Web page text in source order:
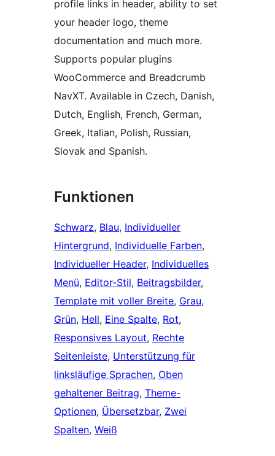
profile links in header, ability to set
your header logo, theme
documentation and much more.
Supports popular plugins
WooCommerce and Breadcrumb
NavXT. Available in Czech, Danish,
Dutch, English, French, German,
Greek, Italian, Polish, Russian,
Slovak and Spanish.
Funktionen
Schwarz, Blau, Individueller
Hintergrund, Individuelle Farben
Individueller Header, Individuelles
Menü, Editor-Stil, Beitragsbilder
Template mit voller Breite, Grau
Grün, Hell, Eine Spalte, Rot
Responsives Layout, Rechte
Seitenleiste, Unterstützung für
linksläufige Sprachen, Oben
gehaltener Beitrag, Theme-
Optionen, Übersetzbar, Zwei
Spalten, Weiß